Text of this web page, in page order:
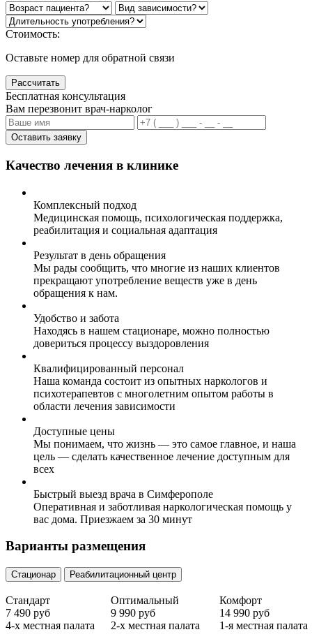
Стоимость:
Оставьте номер для обратной связи
Рассчитать
Бесплатная консультация
Вам перезвонит врач-нарколог
Оставить заявку
Качество лечения в клинике
Комплексный подход
Медицинская помощь, психологическая поддержка,
реабилитация и социальная адаптация
Результат в день обращения
Мы рады сообщить, что многие из наших клиентов
прекращают употребление веществ уже в день
обращения к нам.
Удобство и забота
Находясь в нашем стационаре, можно полностью
довериться процессу выздоровления
Квалифицированный персонал
Наша команда состоит из опытных наркологов и
психотерапевтов с многолетним опытом работы в
области лечения зависимости
Доступные цены
Мы понимаем, что жизнь — это самое главное, и наша
цель — сделать качественное лечение доступным для
всех
Быстрый выезд врача в Симферополе
Оперативная и заботливая наркологическая помощь у
вас дома. Приезжаем за 30 минут
Варианты размещения
Стационар Реабилитационный центр
Стандарт
7 490 руб
4-х местная палата
Оптимальный
9 990 руб
2-х местная палата
Комфорт
14 990 руб
1-я местная палата